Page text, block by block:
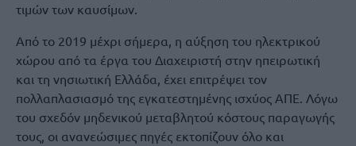
τιμών των καυσίμων.
Από το 2019 μέχρι σήμερα, η αύξηση του ηλεκτρικού
χώρου από τα έργα του Διαχειριστή στην ηπειρωτική
και τη νησιωτική Ελλάδα, έχει επιτρέψει τον
πολλαπλασιασμό της εγκατεστημένης ισχύος ΑΠΕ. Λόγω
του σχεδόν μηδενικού μεταβλητού κόστους παραγωγής
τους, οι ανανεώσιμες πηγές εκτοπίζουν όλο και